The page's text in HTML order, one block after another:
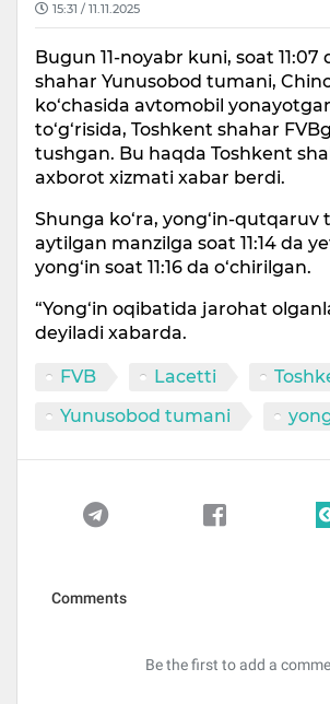
15:31 / 11.11.2025
Bugun 11-noyabr kuni, soat
shahar Yunusobod tumani,
ko‘chasida avtomobil
to‘g‘risida, Toshkent shahar
tushgan. Bu haqda Toshkent
axborot xizmati xabar berdi.
Shunga ko‘ra, yong‘in-qutqaruv
aytilgan manzilga soat 11:14 da
yong‘in soat 11:16 da o‘chirilgan.
“Yong‘in oqibatida jarohat
deyiladi xabarda.
FVB Lacetti
Yunusobod tumani